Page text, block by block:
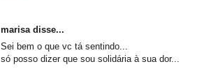
marisa disse...
Sei bem o que vc tá sentindo...
só posso dizer que sou solidária à sua dor...